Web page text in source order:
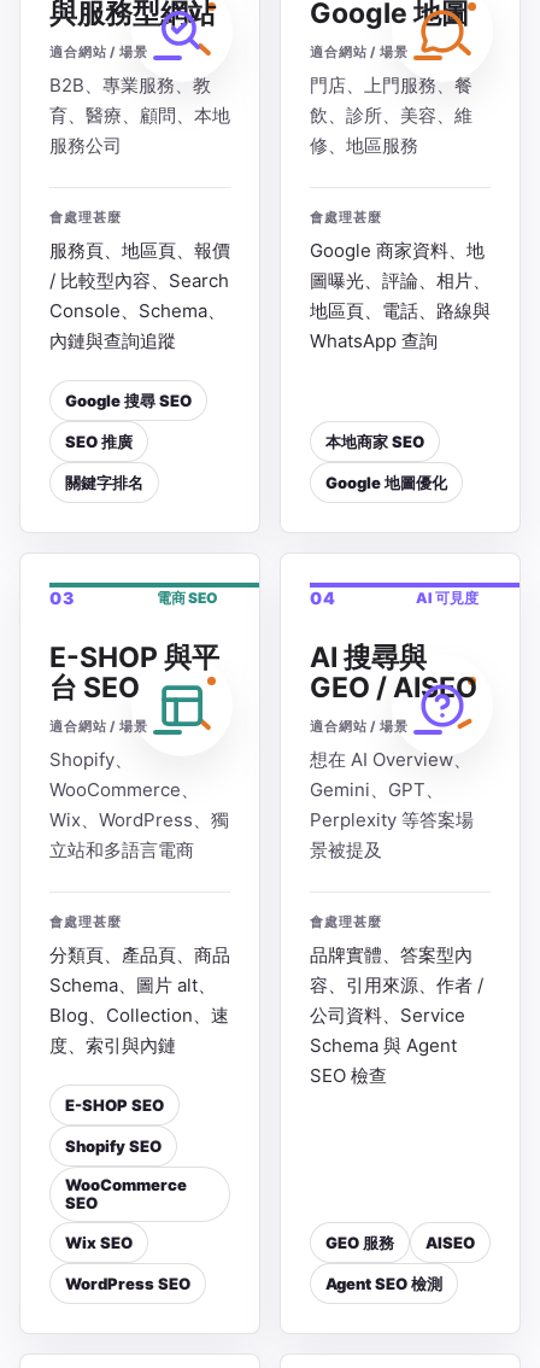
與服務型網站
適合網站 / 場景
B2B、專業服務、教
育、醫療、顧問、本地
服務公司
會處理甚麼
服務頁、地區頁、報價
/ 比較型內容、Search
Console、Schema、
內鏈與查詢追蹤
Google 搜尋 SEO
SEO 推廣
關鍵字排名
Google 地圖
適合網站 / 場景
門店、上門服務、餐
飲、診所、美容、維
修、地區服務
會處理甚麼
Google 商家資料、地
圖曝光、評論、相片、
地區頁、電話、路線與
WhatsApp 查詢
本地商家 SEO
Google 地圖優化
03 電商 SEO
E-SHOP 與平
台 SEO
適合網站 / 場景
Shopify、
WooCommerce、
Wix、WordPress、獨
立站和多語言電商
會處理甚麼
分類頁、產品頁、商品
Schema、圖片 alt、
Blog、Collection、速
度、索引與內鏈
E-SHOP SEO
Shopify SEO
WooCommerce
SEO
Wix SEO
WordPress SEO
04 AI 可見度
AI 搜尋與
GEO / AISEO
適合網站 / 場景
想在 AI Overview、
Gemini、GPT、
Perplexity 等答案場
景被提及
會處理甚麼
品牌實體、答案型內
容、引用來源、作者 /
公司資料、Service
Schema 與 Agent
SEO 檢查
GEO 服務 AISEO
Agent SEO 檢測